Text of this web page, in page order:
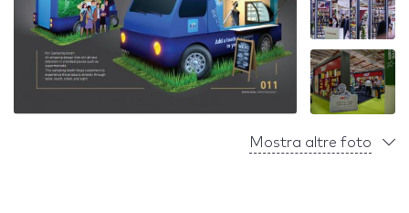
Mostra altre foto